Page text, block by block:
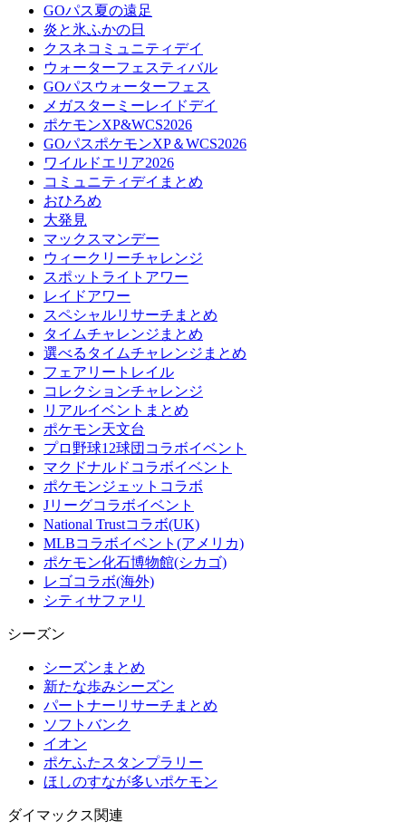
GOパス夏の遠足
炎と氷ふかの日
クスネコミュニティデイ
ウォーターフェスティバル
GOパスウォーターフェス
メガスターミーレイドデイ
ポケモンXP&WCS2026
GOパスポケモンXP＆WCS2026
ワイルドエリア2026
コミュニティデイまとめ
おひろめ
大発見
マックスマンデー
ウィークリーチャレンジ
スポットライトアワー
レイドアワー
スペシャルリサーチまとめ
タイムチャレンジまとめ
選べるタイムチャレンジまとめ
フェアリートレイル
コレクションチャレンジ
リアルイベントまとめ
ポケモン天文台
プロ野球12球団コラボイベント
マクドナルドコラボイベント
ポケモンジェットコラボ
Jリーグコラボイベント
National Trustコラボ(UK)
MLBコラボイベント(アメリカ)
ポケモン化石博物館(シカゴ)
レゴコラボ(海外)
シティサファリ
シーズン
シーズンまとめ
新たな歩みシーズン
パートナーリサーチまとめ
ソフトバンク
イオン
ポケふたスタンプラリー
ほしのすなが多いポケモン
ダイマックス関連